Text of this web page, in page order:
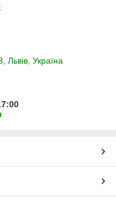
Львів, Україна